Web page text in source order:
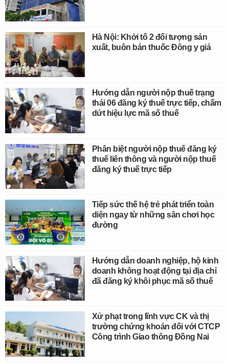
Hà Nội: Khởi tố 2 đối tượng sản
xuất, buôn bán thuốc Đông y giả
Hướng dẫn người nộp thuế trạng
thái 06 đăng ký thuế trực tiếp, chấm
dứt hiệu lực mã số thuế
Phân biệt người nộp thuế đăng ký
thuế liên thông và người nộp thuế
đăng ký thuế trực tiếp
Tiếp sức thế hệ trẻ phát triển toàn
diện ngay từ những sân chơi học
đường
Hướng dẫn doanh nghiệp, hộ kinh
doanh không hoạt động tại địa chỉ
đã đăng ký khôi phục mã số thuế
Xử phạt trong lĩnh vực CK và thị
trường chứng khoán đối với CTCP
Công trình Giao thông Đồng Nai